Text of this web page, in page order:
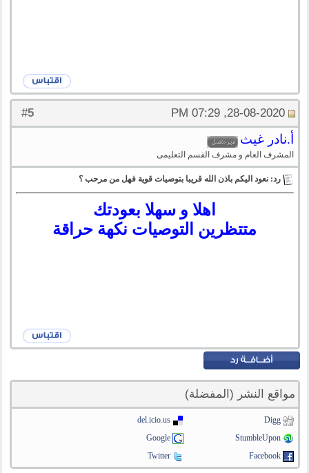
#
5 28-08-2020, 07:29 PM
أ.نادر غيث
المشرف العام و مشرف القسم التعليمى
رد: نعود اليكم باذن الله قريبا بتوصيات قوية فهل من مرحب ؟
اهلا و سهلا بعودتك
متتظرين التوصيات نكهة حراقة
مواقع النشر (المفضلة)
Digg
del.icio.us
StumbleUpon
Google
Facebook
Twitter